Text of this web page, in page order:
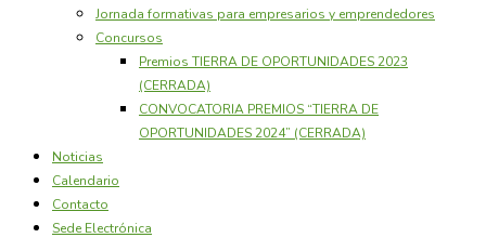
Jornada formativas para empresarios y emprendedores
Concursos
Premios TIERRA DE OPORTUNIDADES 2023
(CERRADA)
CONVOCATORIA PREMIOS “TIERRA DE
OPORTUNIDADES 2024” (CERRADA)
Noticias
Calendario
Contacto
Sede Electrónica